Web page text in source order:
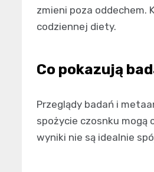
zmieni poza oddechem.
codziennej diety.
Co pokazują
Przeglądy badań i
spożycie czosnku mogą
wyniki nie są idealnie